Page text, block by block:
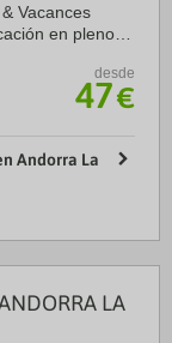
Vacances
en pleno
desde
47€
Andorra La
LA